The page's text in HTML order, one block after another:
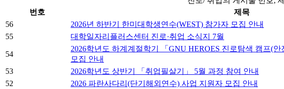
번호
제목
56
2026년 하반기 한미대학생연수(WEST) 참가자 모집 안내
55
대학일자리플러스센터 진로·취업 소식지 7월
54
2026학년도 하계계절학기 「GNU HEROES 진로탐색 캠프(
모집 안내
53 2026학년도 상반기 「취업필살기」 5월 과정 참여 안내
52
2026 파란사다리(단기해외연수) 사업 지원자 모집 안내